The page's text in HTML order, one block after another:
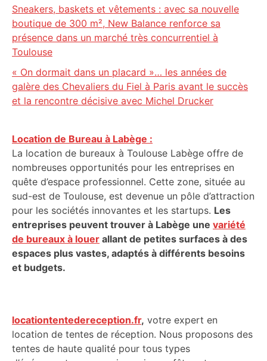
Sneakers, baskets et vêtements : avec sa nouvelle
boutique de 300 m², New Balance renforce sa
présence dans un marché très concurrentiel à
Toulouse
« On dormait dans un placard »… les années de
galère des Chevaliers du Fiel à Paris avant le succès
et la rencontre décisive avec Michel Drucker
Location de Bureau à Labège :
La location de bureaux à Toulouse Labège offre de
nombreuses opportunités pour les entreprises en
quête d’espace professionnel. Cette zone, située au
sud-est de Toulouse, est devenue un pôle d’attraction
pour les sociétés innovantes et les startups. Les
entreprises peuvent trouver à Labège une variété
de bureaux à louer allant de petites surfaces à des
espaces plus vastes, adaptés à différents besoins
et budgets.
locationtentedereception.fr, votre expert en
location de tentes de réception. Nous proposons des
tentes de haute qualité pour tous types